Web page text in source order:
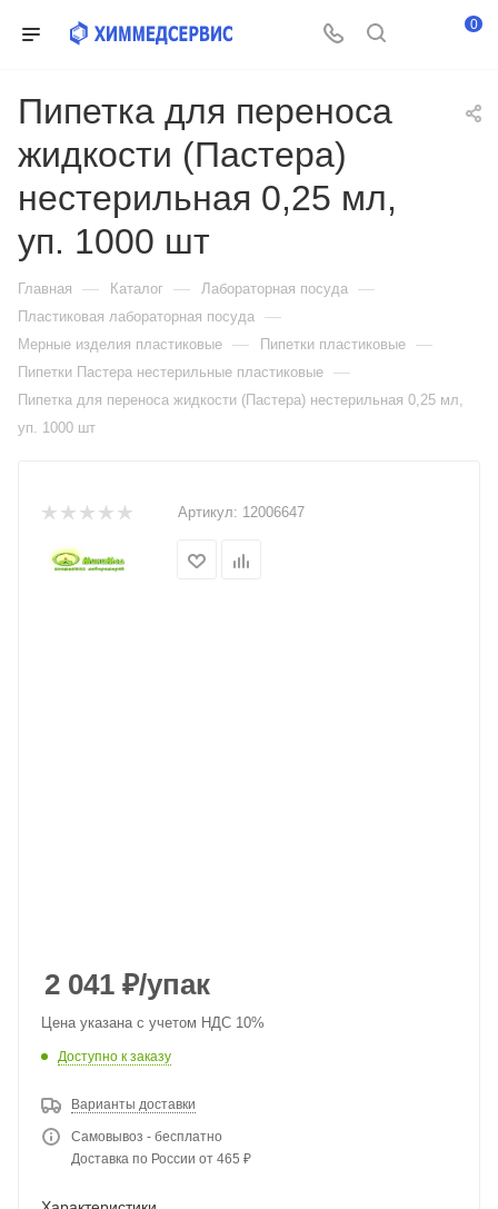
0
Пипетка для переноса
жидкости (Пастера)
нестерильная 0,25 мл,
уп. 1000 шт
Главная — Каталог — Лабораторная посуда —
Пластиковая лабораторная посуда —
Мерные изделия пластиковые — Пипетки пластиковые —
Пипетки Пастера нестерильные пластиковые —
Пипетка для переноса жидкости (Пастера) нестерильная 0,25 мл,
уп. 1000 шт
Артикул: 12006647
2 041 ₽/упак
Цена указана с учетом НДС 10%
Доступно к заказу
Варианты доставки
Самовывоз - бесплатно
Доставка по России от 465 ₽